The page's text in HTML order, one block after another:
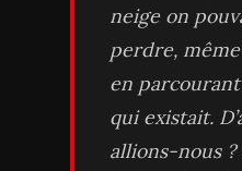
neige on
perdre,
en
qui existait.
allions-nous ?